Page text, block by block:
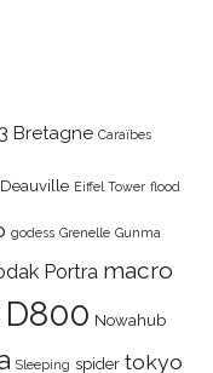
Bretagne Caraïbes
Deauville Eiffel Tower flood
godess Grenelle Gunma
Portra macro
Nowahub
Sleeping spider tokyo